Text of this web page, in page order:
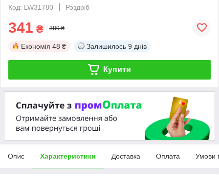
Код: LW31780
Роздріб
341 ₴ 389 ₴
Економія 48 ₴ Залишилось 9 днів
Купити
Опис Характеристики Доставка Оплата Умови